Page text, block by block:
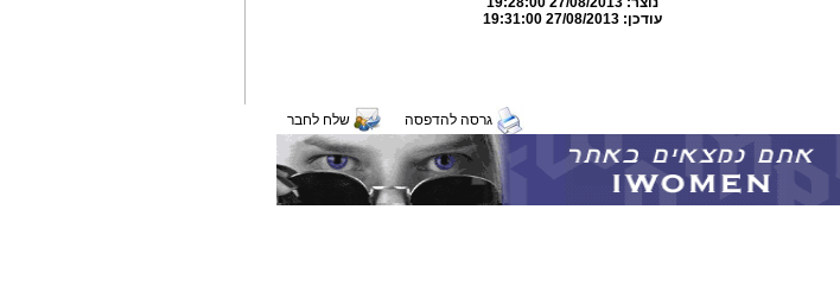
עודכן:27/08/2013 19:31:00
גרסה להדפסה שלח לחבר